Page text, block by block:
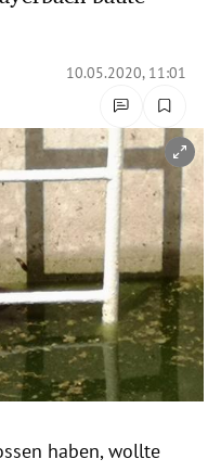
10.05.2020, 11:01
haben, wollte